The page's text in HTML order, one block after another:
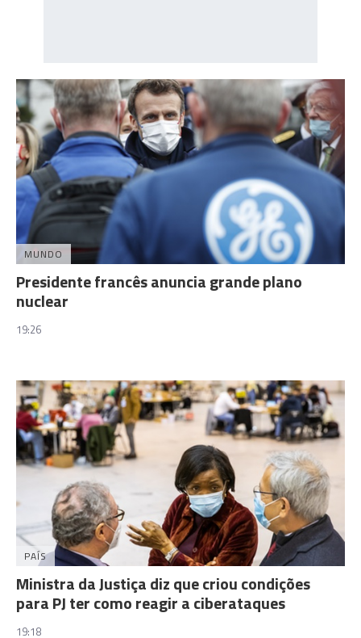
MUNDO
Presidente francês anuncia grande plano
nuclear
19:26
PAÍS
Ministra da Justiça diz que criou condições
para PJ ter como reagir a ciberataques
19:18